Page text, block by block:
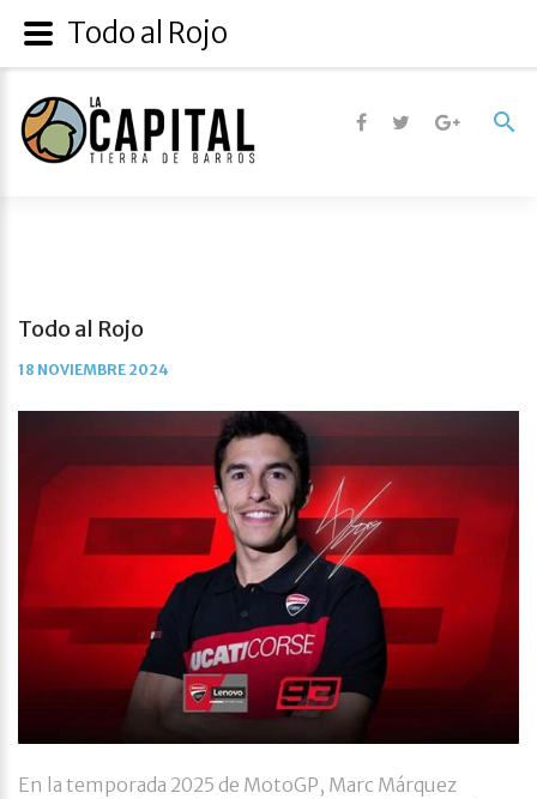
Todo al Rojo
18 NOVIEMBRE 2024
En la temporada 2025 de MotoGP, Marc Márquez
Todo al Rojo